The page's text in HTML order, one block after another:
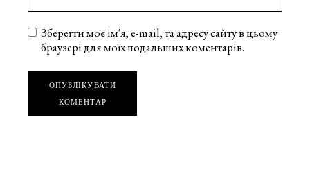
Зберегти моє ім'я, e-mail, та адресу сайту в цьому
браузері для моїх подальших коментарів.
ОПУБЛІКУВАТИ
КОМЕНТАР